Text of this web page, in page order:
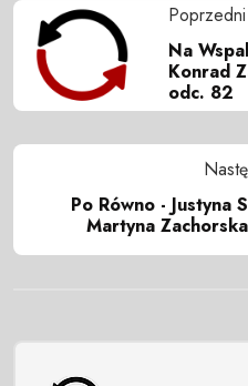
Poprzedni
Na
Konrad
odc. 82
Po Równo - Justyna
Martyna